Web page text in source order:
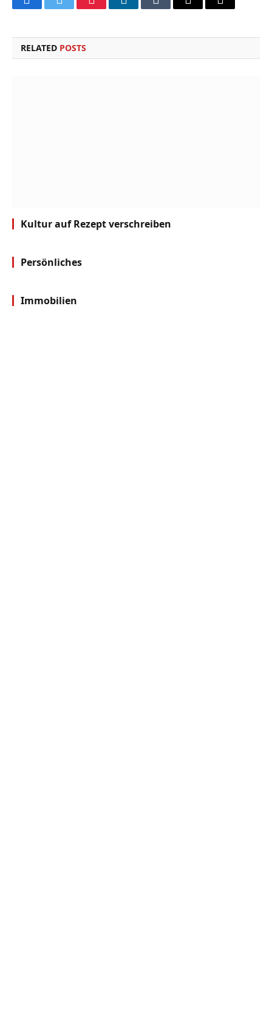
FacebookTwitterPinterestLinkedInTumblrEmail
Copy
RELATED POSTS
Kultur auf Rezept verschreiben
Persönliches
Immobilien